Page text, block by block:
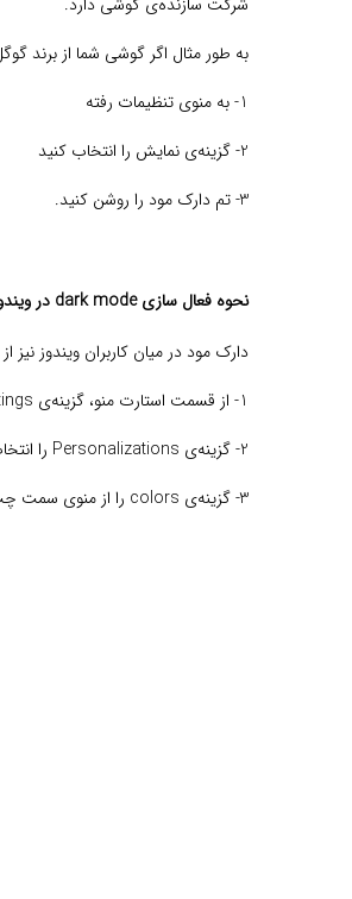
به طور مثال اگر گوشی شما از برند
1- به منوی تنظیمات رفته
2- گزینه‌ی نمایش را انتخاب کنید
3- تم دارک مود را روشن کنید.
نحوه فعال سازی dark mode در ویندوز
دارک مود در میان کاربران ویندوز
1- از قسمت استارت منو، گزینه‌ی settings را انتخاب کنید یا روی آیکون چرخ دنده کلیک کنید.
2- گزینه‌ی Personalizations را انتخاب کنید.
3- گزینه‌ی colors را از منوی سمت چپ انتخاب کرده، در این بخش 2 گزینه مشاهده می‌کنید: